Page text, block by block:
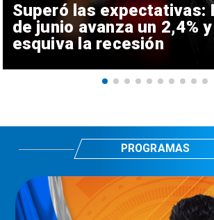
Superó las expectativas:
de junio avanza un 2,4%
esquiva la recesión
PROGRAMAS